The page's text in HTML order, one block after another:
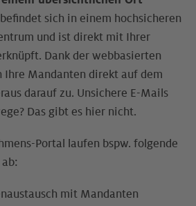
sich in einem hochsicheren
und ist direkt mit Ihrer
Dank der webbasierten
Ihre Mandanten direkt auf dem
darauf zu. Unsichere E-Mails
Das gibt es hier nicht.
Portal laufen bspw. folgende
mit Mandanten